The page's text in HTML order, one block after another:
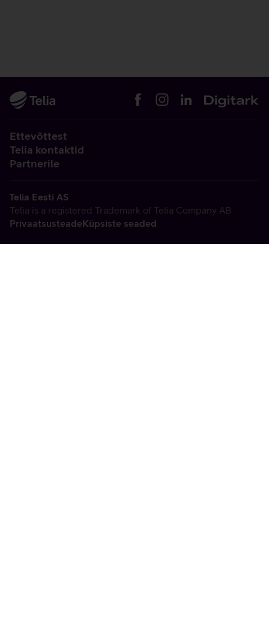
Ettevõttest
Telia kontaktid
Partnerile
Telia Eesti AS
Telia is a registered Trademark of Telia Company AB
PrivaatsusteadeKüpsiste seaded